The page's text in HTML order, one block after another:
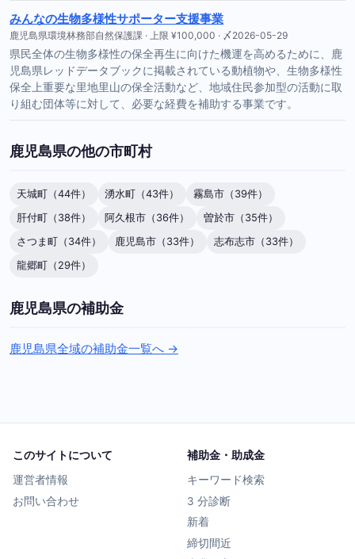
みんなの生物多様性サポーター支援事業
鹿児島県環境林務部自然保護課 · 上限 ¥100,000 · 〆2026-05-29
県民全体の生物多様性の保全再生に向けた機運を高めるために、鹿
児島県レッドデータブックに掲載されている動植物や、生物多様性
保全上重要な里地里山の保全活動など、地域住民参加型の活動に取
り組む団体等に対して、必要な経費を補助する事業です。
鹿児島県の他の市町村
天城町（44件） 湧水町（43件）
霧島市（39件）
肝付町（38件）
阿久根市（36件）
曽於市（35件）
さつま町（34件）
鹿児島市（33件）
志布志市（33件）
龍郷町（29件）
鹿児島県の補助金
鹿児島県全域の補助金一覧へ →
このサイトについて
運営者情報
お問い合わせ
補助金・助成金
キーワード検索
3 分診断
新着
締切間近